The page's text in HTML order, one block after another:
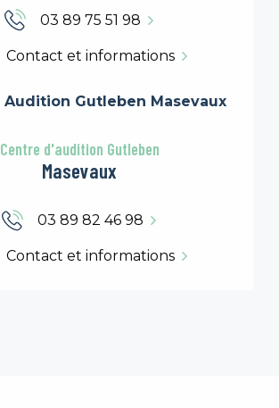
03 89 75 51 98
Contact et informations
Centre d'audition Gutleben
Masevaux
03 89 82 46 98
Contact et informations